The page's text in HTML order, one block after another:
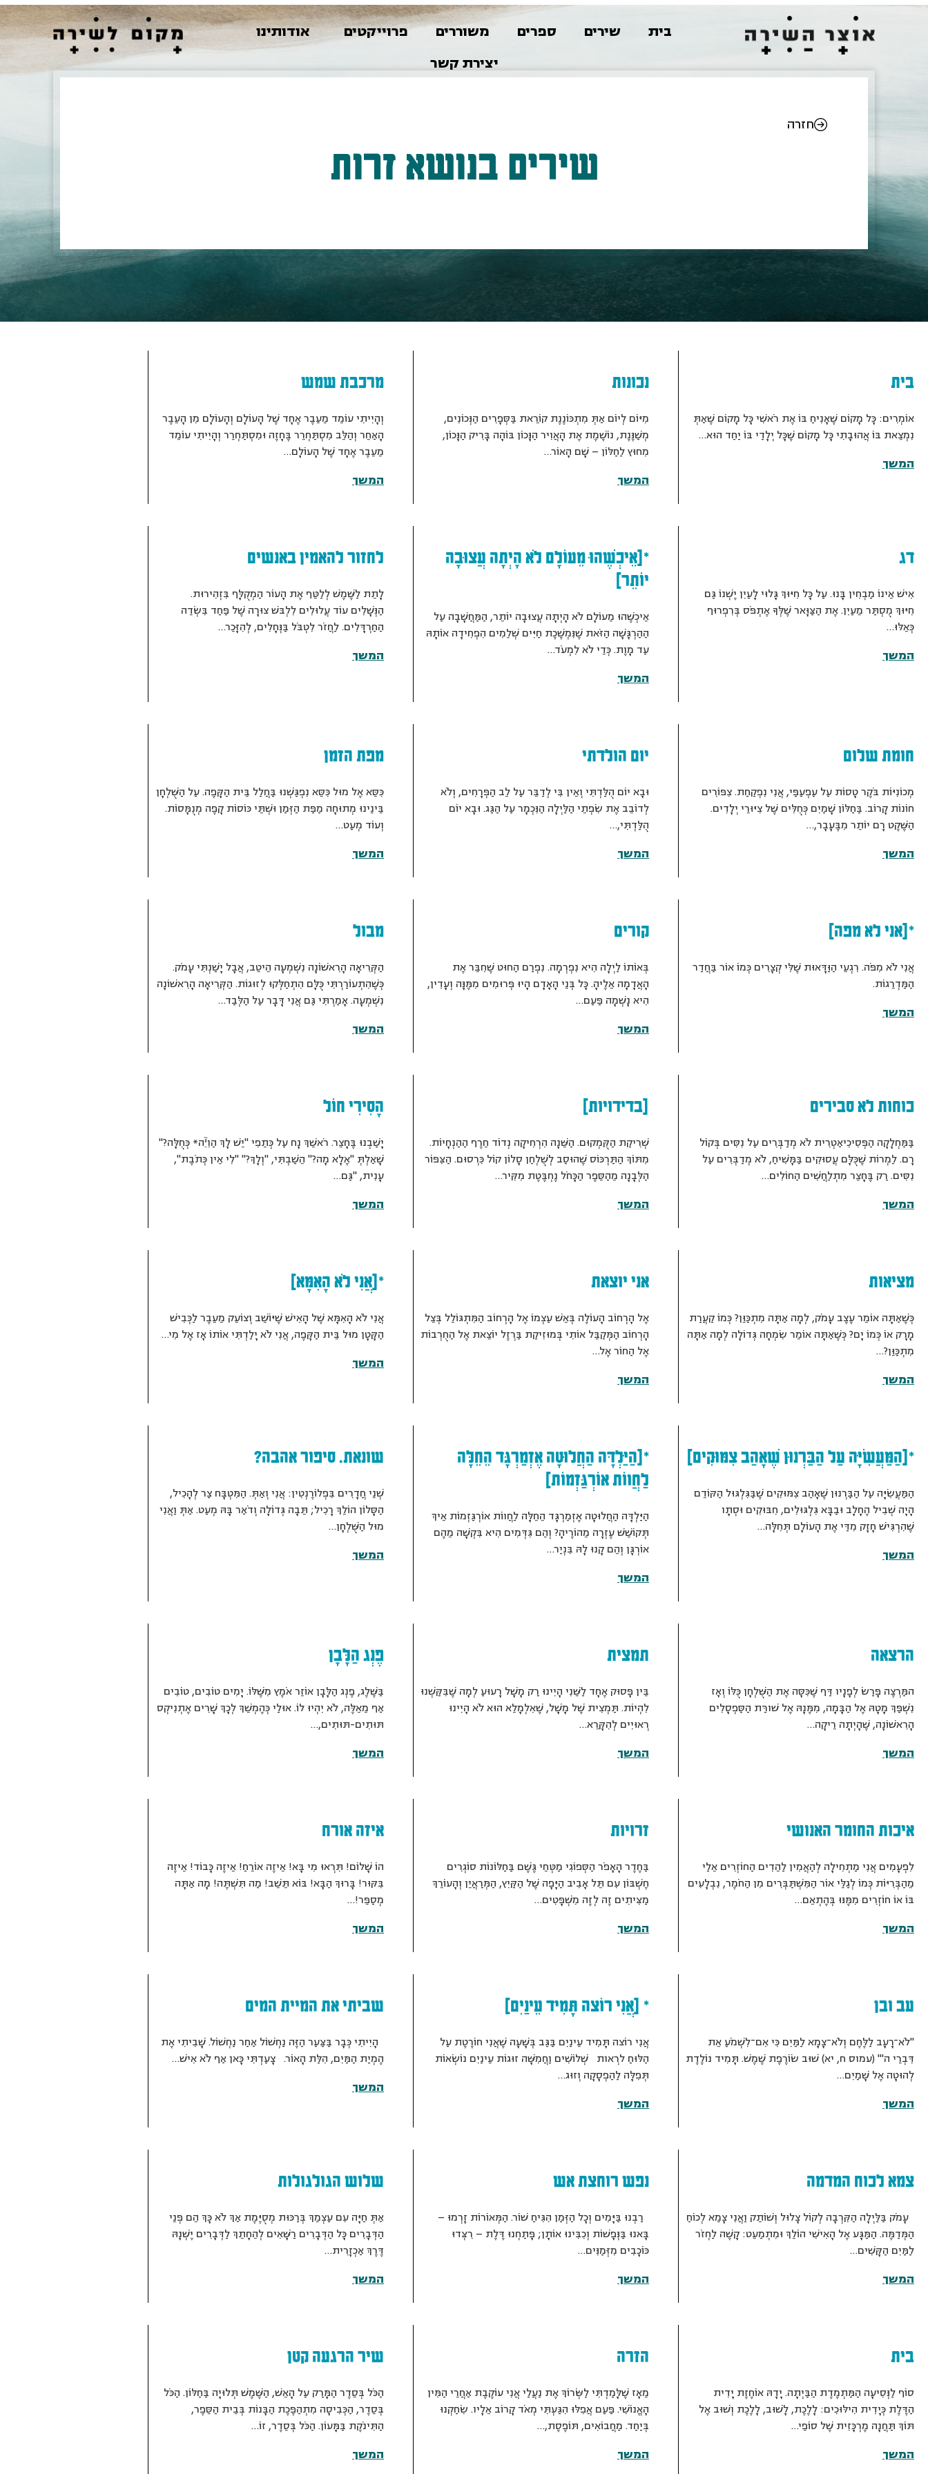
בית שירים ספרים משוררים פרוייקטים
אודותינו
יצירת קשר
חזרה
שירים בנושא זרות
בית
אוֹמְרִים: כָּל מָקוֹם שֶׁאָנִיחַ בּוֹ אֶת רֹאשִׁי כָּל מָקוֹם שֶׁאַתְּ
נִמְצֵאת בּוֹ אֲהוּבָתִי כָּל מָקוֹם שֶׁכָּל יְלָדַי בּוֹ יַחַד הוּא…
המשך
נכונות
מִיּוֹם לְיוֹם אַתְּ מִתְכּוֹנֶנֶת קוֹרֵאת בַּסְּפָרִים הַנְּכוֹנִים,
מְשַׁנֶּנֶת, נוֹשֶׁמֶת אֶת הָאֲוִיר הַנָּכוֹן בּוֹהָה בָּרִיק הַנָּכוֹן,
מִחוּץ לַחַלּוֹן – שָׁם הָאוֹר…
המשך
מרכבת שמש
וְהָיִיתִי עוֹמֵד מֵעֵבֶר אֶחָד שֶׁל הָעוֹלָם וְהָעוֹלָם מִן הָעֵבֶר
הָאַחֵר וְהַלֵּב מִסְתַּחְרֵר בֶּחָזֶה וּמִסְתַּחְרֵר וְהָיִיתִי עוֹמֵד
מֵעֵבֶר אֶחָד שֶׁל הָעוֹלָם…
המשך
דג
אִישׁ אֵינוֹ מַבְחִין בָּנוּ. עַל כָּל חִיּוּךְ גָּלוּי לָעַיִן יֶשְׁנוֹ גַּם
חִיּוּךְ מֻסְתַּר מֵעַיִן. אֶת הַצַּוָּאר שֶׁלְּךָ אֶתְפֹּס בְּרִפְרוּף
כְּאֵלּוּ…
המשך
*[אֵיכְשֶׁהוּ מֵעוֹלָם לֹא הָיְתָה עֲצוּבָה
יוֹתֵר]
אֵיכְשֶׁהוּ מֵעוֹלָם לֹא הָיְתָה עֲצוּבָה יוֹתֵר, הַמַּחֲשָׁבָה עַל
הַהַרְגָּשָׁה הַזֹּאת שֶׁנִּמְשֶׁכֶת חַיִּים שְׁלֵמִים הִפְחִידָה אוֹתָהּ
עַד מָוֶת. כְּדֵי לֹא לִמְעֹד…
המשך
לחזור להאמין באנשים
לָתֵת לַשֶּׁמֶשׁ לְלַטֵּף אֶת הָעוֹר הַמְקֻלָּף בִּזְהִירוּת.
הַנְּשָׁלִים עוֹד עֲלוּלִים לִלְבּשׁ צוּרָה שֶׁל פַּחַד בִּשְׂדֵה
הַחַרְדָּלִים. לַחֲזֹר לִטְבֹּל בַּנְּחָלִים, לְהִזָּכֵר…
המשך
חומת שלום
מְכוֹנִיּוֹת בֹּקֶר טָסוֹת עַל עַפְעַפַּי, אֲנִי נִפְקַחַת. צִפּוֹרִים
חוֹנוֹת קָרוֹב. בַּחַלּוֹן שָׁמַיִם כְּחֻלִּים שֶׁל צִיּוּרֵי יְלָדִים.
הַשֶּׁקֶט רָם יוֹתֵר מִבֶּעָבָר,…
המשך
יום הולדתי
וּבָא יוֹם הֻלַּדְתִּי וְאֵין בִּי לְדַבֵּר עַל לֵב הַפְּרָחִים, וְלֹא
לְדוֹבֵב אֶת שִׂפְתֵי הַלַּיְלָה הַנִּכְמָר עַל הַגַּג. וּבָא יוֹם
הֻלַּדְתִּי,…
המשך
מפת הזמן
כִּסֵּא אֶל מוּל כִּסֵּא נִפְגַּשְׁנוּ בַּחֲלַל בֵּית הַקָּפֶה. עַל הַשֻּׁלְחָן
בֵּינֵינוּ מְתוּחָה מַפַּת הַזְּמַן וּשְׁתֵּי כּוֹסוֹת קָפֶה מְנֻמָּסוֹת.
וְעוֹד מְעַט…
המשך
*[אני לא מפה]
אֲנִי לֹא מִפֹּה. רִגְעֵי הַוַּדָּאוּת שֶׁלִּי קְצָרִים כְּמוֹ אוֹר בַּחֲדַר
הַמַּדְרֵגוֹת.
המשך
קורים
בְּאוֹתוֹ לַיְלָה הִיא נִפְרְמָה. נִפְרַם הַחוּט שֶׁחִבֵּר אֶת
הָאֲדָמָה אֵלֶיהָ. כָּל בְּנֵי הָאָדָם הָיוּ פְּרוּמִים מִמֶּנָּה וְעָדִין,
הִיא נָשְׁמָה פַּעַם…
המשך
מבול
הַקְּרִיאָה הָרִאשׁוֹנָה נִשְׁמְעָה הֵיטֵב, אֲבָל יָשַׁנְתִּי עָמֹק.
כְּשֶׁהִתְעוֹרַרְתִּי כֻּלָּם הִתְחַלְּקוּ לְזוּגוֹת. הַקְּרִיאָה הָרִאשׁוֹנָה
נִשְׁמְעָה. אָמַרְתִּי גַּם אֲנִי דָּבָר עַל הַלְּבַד…
המשך
כוחות לא סבירים
בַּמַּחְלָקָה הַפְּסִיכִיאַטְרִית לֹא מְדַבְּרִים עַל נִסִּים בְּקוֹל
רָם. לַמְרוֹת שֶׁכֻּלָּם עֲסוּקִים בַּמָּשִׁיחַ, לֹא מְדַבְּרִים עַל
נִסִּים. רַק בֶּחָצֵר מִתְלַחֲשִׁים הַחוֹלִים…
המשך
[בדידויות]
שְׁרִיקַת הַקֻּמְקוּם. הַשֵּׁנָה הִרְחִיקָה נְדוֹד חֵרֶף הַהַנְחָיוֹת.
מִתּוֹךְ הַתַּרְכּוֹס שֶׁהוּסַב לְשֻׁלְחַן סָלוֹן קוֹל כִּרְסוּם. הַצִּפּוֹר
הַלְּבָנָה מֵהַסֵּפֶר הַכָּחֹל נֶחְבֶּטֶת מִקִּיר…
המשך
הָסִירִי חוֹל
יָשַׁבְנוּ בֶּחָצֵר. רֹאשֵׁךְ נָח עַל כְּתֵפִי "יֵשׁ לָךְ הַוִיֵ֘ה* כְּחֻלָּה?"
שָׁאַלְתְּ "אֶלָא מָה?" הֵשַׁבְתִּי, "וְלָךְ?" "לִי אֵין כְּתֹבֶת",
עָנִית, "גַּם…
המשך
מציאות
כְּשֶׁאַתָּה אוֹמֵר עֶצֶב עָמֹק, לְמָה אַתָּה מִתְכַּוֵּן? כְּמוֹ קַעֲרַת
מָרָק אוֹ כְּמוֹ יָם? כְּשֶׁאַתָּה אוֹמֵר שִׂמְחָה גְּדוֹלָה לְמָה אַתָּה
מִתְכַּוֵּן?…
המשך
אני יוצאת
אֶל הָרְחוֹב הָעוֹלֶה בְּאֵשׁ עַצְמוֹ אֶל הָרְחוֹב הַמִּתְגּוֹלֵל בְּצֵל
הָרְחוֹב הַמְּקַבֵּל אוֹתִי בְּמוּזִיקַת בַּרְזֶל יוֹצֵאת אֶל הַחֻרְבוֹת
אֶל הַחוֹר אֶל…
המשך
*[אֲנִי לֹא הָאִמָּא]
אֲנִי לֹא הָאִמָּא שֶׁל הָאִישׁ שֶׁיּוֹשֵׁב וְצוֹעֵק מֵעֵבֶר לַכְּבִישׁ
הַקָּטָן מוּל בֵּית הַקָּפֶה, אֲנִי לֹא יָלַדְתִּי אוֹתוֹ אָז אֶל מִי…
המשך
*[הַמַּעֲשִׂיָּה עַל הַבַּרְנוּן שֶׁאָהַב צִמּוּקִים]
הַמַּעֲשִׂיָּה עַל הַבַּרְנוּן שֶׁאָהַב צִמּוּקִים שֶׁבַּגִּלְגּוּל הַקּוֹדֵם
הָיָה שְׁבִיל הֶחָלָב וּבַבָּא גִּלְגּוּלִים, חִבּוּקִים וּסְתָו
שֶׁהִרְגִּישׁ חָזָק מִדַּי אֶת הָעוֹלָם תְּחִלָּה…
המשך
*[הַיַּלְדָּה הַחֲלוּטָה אֶזְמַרְגָּד הֵחֵלָּה
לַחֲווֹת אוֹרְגַּזְמוֹת]
הַיַּלְדָּה הַחֲלוּטָה אֶזְמַרְגָּד הֵחֵלָּה לַחֲווֹת אוֹרְגַּזְמוֹת אֵיךְ
תְּקוֹשֵׁשׁ עֶזְרָה מֵהוֹרֶיהָ? וְהֵם גִּדְּמִים הִיא בִּקְשָׁה מֵהֶם
אוֹרְגָּן וְהֵם קָנוּ לָהּ בִּנְיַר…
המשך
שונאת. סיפור אהבה?
שְׁנֵי חֲדָרִים בִּפְלוֹרֶנְטִין: אֲנִי וְאַתְּ. הַמִּטְבָּח צַר לְהָכִיל,
הַסָּלוֹן הוֹלֵךְ רָכִיל; תֵּבָה גְּדוֹלָה וְדֹאַר בָּהּ מְעַט. אַתְּ וַאֲנִי
מוּל הַשֻּׁלְחָן…
המשך
הרצאה
המַּרְצֶה פָּרַשׂ לְפָנָיו דַּף שֶׁכִּסָּה אֶת הַשֻּׁלְחָן כֻּלּוֹ וְאָז
נִשְׁפַּךְ מָטָהּ אֶל הַבָּמָה, מִמֶּנָהּ אֶל שׁורַּת הַסַּפְסָלִים
הָרִאשׁוֹנָה, שֶׁהָיְתָה רֵיקָה…
המשך
תמצית
בֵּין פָּסוּק אֶחָד לַשֵּׁנִי הָיִינוּ רַק מָשָׁל רָעוּעַ לְמָה שֶׁבִּקַּשְׁנוּ
לִהְיוֹת. תַּמְצִית שֶׁל מָשָׁל, שֶׁאִלְמָלֵא הוּא לֹא הָיִינוּ
רְאוּיִים לְהִקָּרֵא…
המשך
פֶנְג הַלָּבָן
בַּשֶּׁלֶג, פֶנְג הַלָּבָן אוֹזֵר אֹמֶץ מִשֶּׁלּוֹ. יָמִים טוֹבִים, טוֹבִים
אַף מֵאֵלֶּה, לֹא יִהְיוּ לוֹ. אוּלַי כְּהֶמְשֵׁךְ לְכָךְ שָׁרִים אֶתְנִיקְס
תּוּתִים-תּוּתִים,…
המשך
איכות החומר האנושי
לִפְעָמִים אֲנִי מַתְחִילָה לְהַאֲמִין לַהֵדִים הַחוֹזְרִים אֵלַי
מֵהַבְּרִיּוֹת כְּמוֹ לְגַלֵּי אוֹר הַמִּשְׁתַּבְּרִים מִן הַחֹמֶר, נִבְלָעִים
בּוֹ אוֹ חוֹזְרִים מִמֶּנּוּ בְּהֶתְאֵם…
המשך
זרויות
בַּחֶדֶר הָאָפֹר הַסְּפוֹגִי מַטְּחֵי גֶּשֶׁם בַּחַלּוֹנוֹת סוֹגְרִים
חֶשְׁבּוֹן עִם תֵּל אָבִיב הַיָּפָה שֶׁל הַקַּיִץ, הַמְּרַאֲיֵן וְהָעוֹרֵךְ
מַצִּיתִים זֶה לְזֶה מִשְׁפָּטִים…
המשך
איזה אורח
הוֹ שָׁלוֹם! תִּרְאוּ מִי בָּא! אֵיזֶה אוֹרֵחַ! אֵיזֶה כָּבוֹד! אֵיזֶה
בִּקּוּר! בָּרוּךְ הַבָּא! בּוֹא תֵּשֵׁב! מַה תִּשְׁתֶּה! מָה אַתָּה
מְסַפֵּר!…
המשך
עב ובן
"לֹא־רָעָב לַלֶּחֶם וְלֹא־צָמָא לַמַּיִם כִּי אִם־לִשְׁמֹעַ אֵת
דִּבְרֵי ה'" (עמוס ח, יא) שׁוּב שׂוֹרֶפֶת שֶׁמֶשׁ. תָּמִיד נוֹלֶדֶת
לְהוּטָה אֶל שָׁמַיִם…
המשך
* [אֲנִי רוֹצה תָּמִיד עֵינַיִם]
אֲנִי רוֹצה תָּמִיד עֵינַיִם בַּגַּב בְּשָׁעָה שֶׁאֲנִי חוֹרֶטֶת עַל
הַלּוּחַ לרְאות שְׁלוֹשִׁים וַחֲמִשָּׁה זוּגוֹת עֵינַיִם נוֹשְׂאוֹת
תְּפִלָּה לַהַפְסָקָה וְזוּג…
המשך
שביתי את המיית המים
הָיִיתִי כְּבָר בַּצַּעַר הַזֶּה נַחְשׁוֹל אַחַר נַחְשׁוֹל. שָׁבִיתִי אֶת
הֶמְיַת הַמַּיִם, הִלַּת הָאוֹר. צָעַדְתִּי כָּאן אַף לֹא אִישׁ…
המשך
צמא לכוח המדמה
עָמֹק בַּלַּיְלָה הַקִּרְבָה לְקוֹל צָלוּל וְשׁוֹתֵק וַאֲנִי צָמֵא לְכוֹחַ
הַמְּדַמֶּה. הַמַּגָּע אֶל הָאִישִׁי הוֹלֵךְ וּמִתְמַעֵט: קָשֶׁה לַחְזֹר
לַמַּיִם הַקָּשִׁים…
המשך
נפש רוחצת אש
רַבְנוּ בַּיָּמִים וְכָל הַזְּמַן הִגִּיחַ שׁוֹר. הַמְּאוֹרוֹת זָרְמוּ –
בָּאנוּ בַּנְּפָשׁוֹת וְכִבִּינוּ אוֹתָן; פָּתַחְנוּ דֶּלֶת – רִצְּדוּ
כּוֹכָבִים מִזְּמַנִּים…
המשך
שלוש הגולגולות
אַתְּ חַיָּה עִם עַצְמֵךְ בְּרַכּוּת מְסֻיֶּמֶת אַךְ לֹא כָּךְ הֵם פְּנֵי
הַדְּבָרִים כָּל הַדְּבָרִים רַשָּׁאִים לְהֵחָתֵךְ לַדְּבָרִים יֶשְׁנָהּ
דֶּרֶךְ אַכְזָרִית…
המשך
בית
סוֹף לַנְּסִיעָה הַמַּתְמֶדֶת הַבַּיְתָה. יָדָהּ אוֹחֶזֶת יָדִית
הַדֶּלֶת כְּיָדִית הִילּוּכִים: לָלֶכֶת, לָשׁוּב, לָלֶכֶת וְשׁוּב אֶל
תּוֹךְ תַּחֲנָה מֶרְכָּזִית שֶׁל סוֹפֵי…
המשך
הזרה
מֵאָז שֶׁלָּמַדְתִּי לַשְּׂרוֹךְ אֶת נַעֲלַי אֲנִי עוֹקֶבֶת אַחֲרֵי הַמִּין
הָאֱנוֹשִׁי. פַּעַם אֲפִלּוּ הִגַּעְתִּי מְאֹד קָרוֹב אֵלָיו. שִׂחַקְנוּ
בְּיַחַד. מַחֲבוֹאִים, תּוֹפֶסֶת,…
המשך
שיר הרגעה קטן
הַכֹּל בְּסֵדֶר הַמָּרַק עַל הָאֵשׁ, הַשֶּׁמֶשׁ תְּלוּיָה בַּחַלּוֹן. הַכֹּל
בְּסֵדֶר, הַכְּבִיסָה מִתְהַפֶּכֶת הַבָּנוֹת בְּבֵית הַסֵּפֶר,
הַתִּינֹקֶת בַּמָּעוֹן. הַכֹּל בְּסֵדֶר, זוֹ…
המשך